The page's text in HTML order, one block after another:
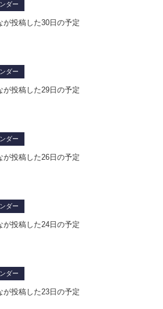
ダー
が投稿した30日の予定
ダー
が投稿した29日の予定
ダー
が投稿した26日の予定
ダー
が投稿した24日の予定
ダー
が投稿した23日の予定